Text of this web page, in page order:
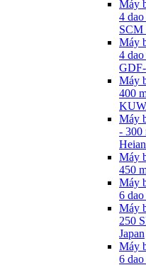
Máy
4
SCM
Máy
4
Máy
400
Máy
- 300
Máy
450
Máy
6
Máy
250
Japan
Máy
6